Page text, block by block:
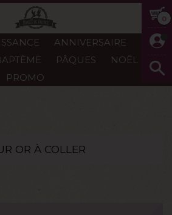
0
ANNIVERSAIRE
PÂQUES
NOËL
PROMO
OR À COLLER